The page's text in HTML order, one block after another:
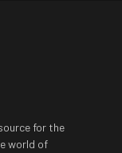
for the
world of